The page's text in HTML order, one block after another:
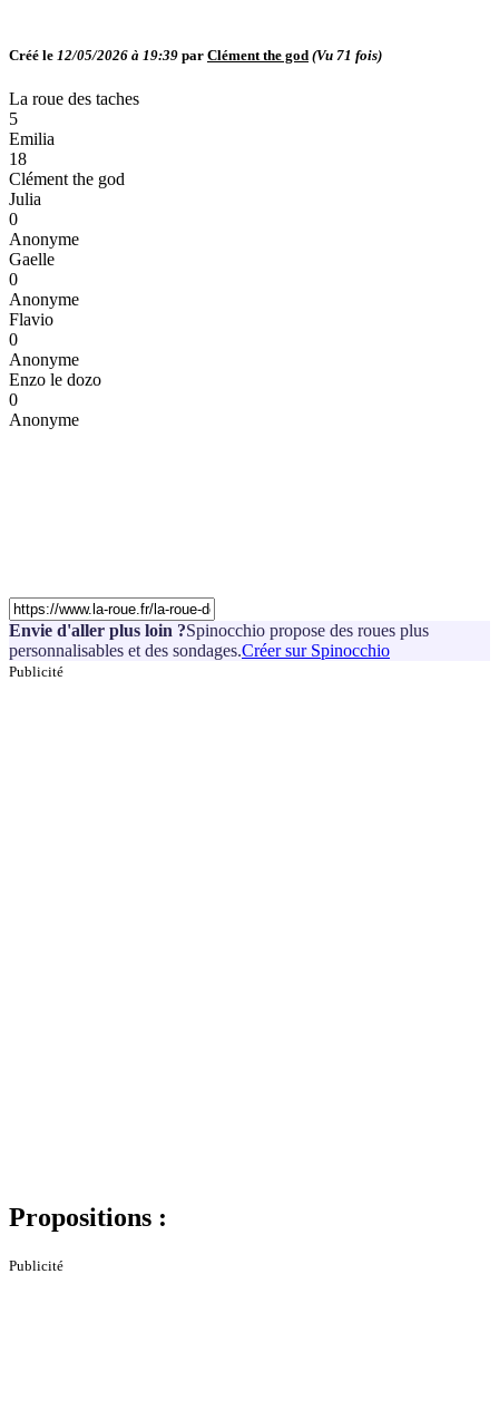
Créé le 12/05/2026 à 19:39 par Clément the god (Vu 71 fois)
La roue des taches
5
Emilia
18
Clément the god
Julia
0
Anonyme
Gaelle
0
Anonyme
Flavio
0
Anonyme
Enzo le dozo
0
Anonyme
Envie d'aller plus loin ?Spinocchio propose des roues plus
personnalisables et des sondages.Créer sur Spinocchio
Publicité
Propositions :
Publicité